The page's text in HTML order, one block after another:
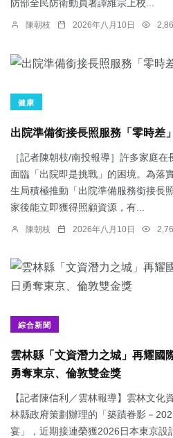
防部全民防衛動員署譚維宗上校...
陳朝枝 2026年八月10日
健康
出院準備銜接長照服務「零時差」
［記者陳朝枝/南投報導］許多家庭
面臨「出院即是挑戰」的困境。為落
生局積極推動「出院準備服務銜接長
家後能立即獲得照顧資源，有...
陳朝枝 2026年八月10日
綜合新聞
雲林縣「文資潛力之城」再耀國
勇奪東京、倫敦雙金獎
【記者陳信利／雲林報導】雲林文化
林縣政府策劃辦理的「築蹟眷影－
宴」，近期接連榮獲2026日本東京設